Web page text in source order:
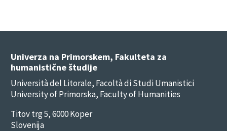
Univerza na Primorskem, Fakulteta za
humanistične študije
Università del Litorale, Facoltà di Studi Umanistici
University of Primorska, Faculty of Humanities
Titov trg 5, 6000 Koper
Slovenija